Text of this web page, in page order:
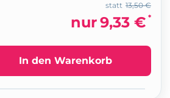
13,50 €
statt
nur9,33 € *
In den Warenkorb